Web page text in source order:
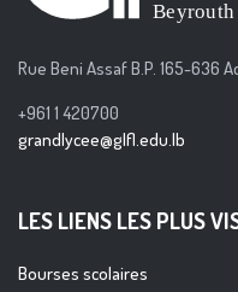
Rue Beni Assaf B.P. 165-636
+961 1 420700
grandlycee@glfl.edu.lb
LES LIENS LES PLUS
Bourses scolaires